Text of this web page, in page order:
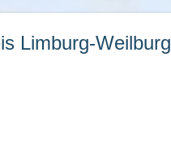
Limburg-Weilburg